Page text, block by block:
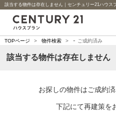
該当する物件は存在しません｜センチュリー21ハウス
TOPページ > 物件検索 > - ご成約済み
該当する物件は存在しません
お探しの物件はご成約
下記にて再建策を